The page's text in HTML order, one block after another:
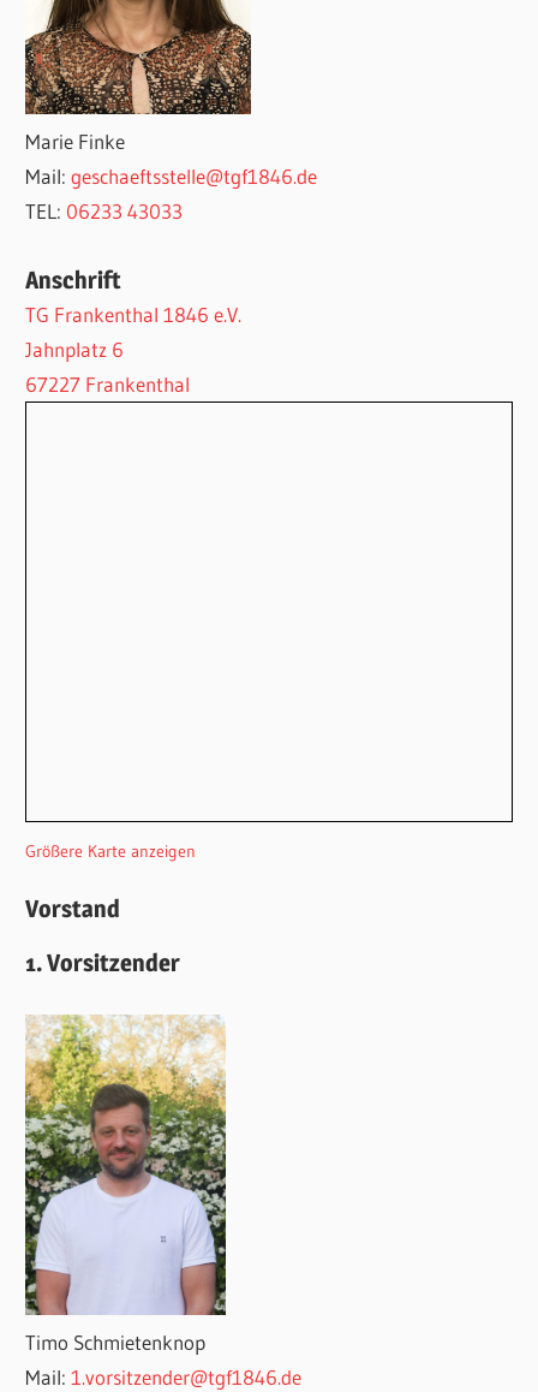
Marie Finke
Mail:geschaeftsstelle@tgf1846.de
TEL: 06233 43033
Anschrift
TG Frankenthal 1846 e.V.
Jahnplatz 6
67227 Frankenthal
Größere Karte anzeigen
Vorstand
1. Vorsitzender
Timo Schmietenknop
Mail:1.vorsitzender@tgf1846.de